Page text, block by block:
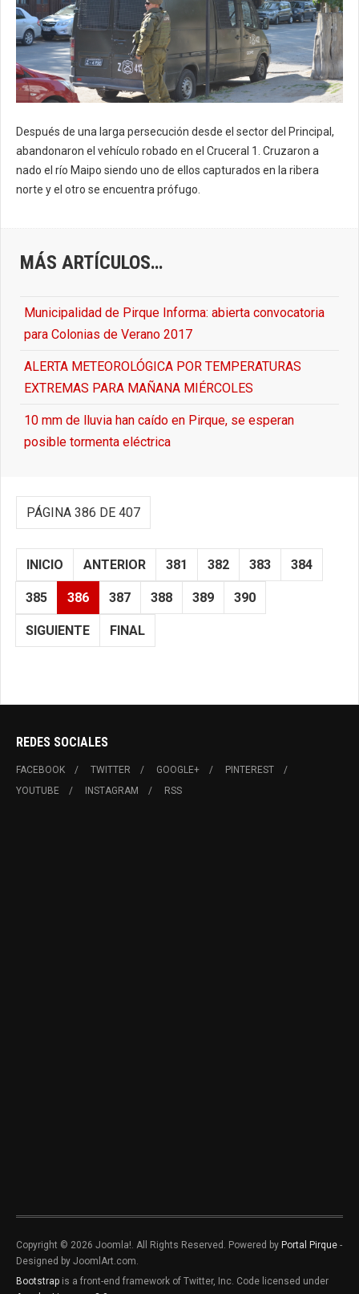
Después de una larga persecución desde el sector del Principal,
abandonaron el vehículo robado en el Cruceral 1. Cruzaron a
nado el río Maipo siendo uno de ellos capturados en la ribera
norte y el otro se encuentra prófugo.
MÁS ARTÍCULOS…
Municipalidad de Pirque Informa: abierta convocatoria
para Colonias de Verano 2017
ALERTA METEOROLÓGICA POR TEMPERATURAS
EXTREMAS PARA MAÑANA MIÉRCOLES
10 mm de lluvia han caído en Pirque, se esperan
posible tormenta eléctrica
PÁGINA 386 DE 407
INICIO ANTERIOR 381 382 383 384
385 386 387 388 389 390
SIGUIENTE FINAL
REDES SOCIALES
FACEBOOK TWITTER GOOGLE+
PINTEREST
YOUTUBE
INSTAGRAM RSS
Copyright © 2026 Joomla!. All Rights Reserved. Powered by Portal Pirque -
Designed by JoomlArt.com.
Bootstrap is a front-end framework of Twitter, Inc. Code licensed under